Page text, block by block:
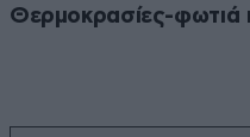
Θερμοκρασίες-φωτιά